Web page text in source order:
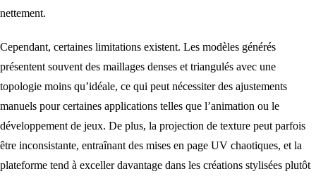
nettement.
Cependant, certaines limitations existent. Les modèles générés
présentent souvent des maillages denses et triangulés avec une
topologie moins qu’idéale, ce qui peut nécessiter des ajustements
manuels pour certaines applications telles que l’animation ou le
développement de jeux. De plus, la projection de texture peut parfois
être inconsistante, entraînant des mises en page UV chaotiques, et la
plateforme tend à exceller davantage dans les créations stylisées plutôt